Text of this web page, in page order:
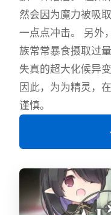
然会因为魔力被吸
一点点冲击。 另外
族常常暴食摄取过
失真的超大化候异
因此，为为精灵，
谨慎。